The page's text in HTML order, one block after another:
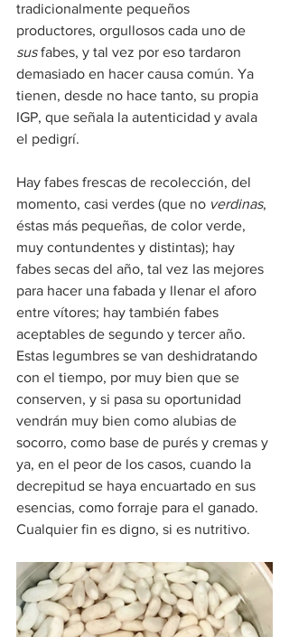
tradicionalmente pequeños
productores, orgullosos cada uno de
sus fabes, y tal vez por eso tardaron
demasiado en hacer causa común. Ya
tienen, desde no hace tanto, su propia
IGP, que señala la autenticidad y avala
el pedigrí.
Hay fabes frescas de recolección, del
momento, casi verdes (que no verdinas,
éstas más pequeñas, de color verde,
muy contundentes y distintas); hay
fabes secas del año, tal vez las mejores
para hacer una fabada y llenar el aforo
entre vítores; hay también fabes
aceptables de segundo y tercer año.
Estas legumbres se van deshidratando
con el tiempo, por muy bien que se
conserven, y si pasa su oportunidad
vendrán muy bien como alubias de
socorro, como base de purés y cremas y
ya, en el peor de los casos, cuando la
decrepitud se haya encuartado en sus
esencias, como forraje para el ganado.
Cualquier fin es digno, si es nutritivo.